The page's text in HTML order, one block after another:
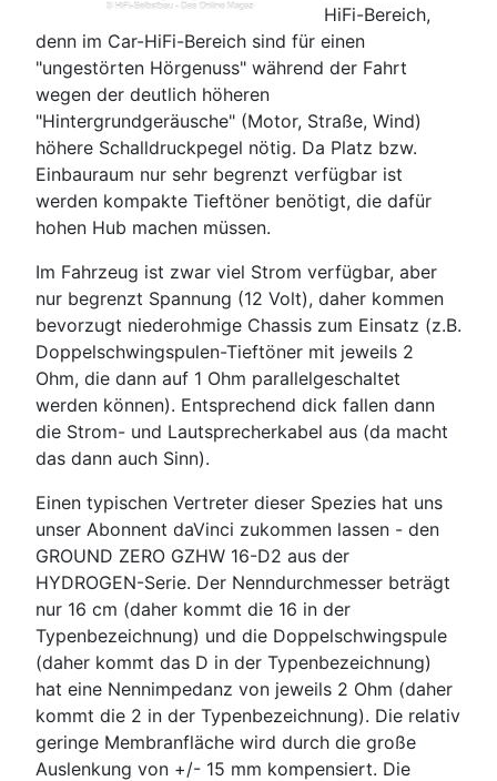
HiFi-Bereich,
denn im Car-HiFi-Bereich sind für einen
"ungestörten Hörgenuss" während der Fahrt
wegen der deutlich höheren
"Hintergrundgeräusche" (Motor, Straße, Wind)
höhere Schalldruckpegel nötig. Da Platz bzw.
Einbauraum nur sehr begrenzt verfügbar ist
werden kompakte Tieftöner benötigt, die dafür
hohen Hub machen müssen.
Im Fahrzeug ist zwar viel Strom verfügbar, aber
nur begrenzt Spannung (12 Volt), daher kommen
bevorzugt niederohmige Chassis zum Einsatz (z.B.
Doppelschwingspulen-Tieftöner mit jeweils 2
Ohm, die dann auf 1 Ohm parallelgeschaltet
werden können). Entsprechend dick fallen dann
die Strom- und Lautsprecherkabel aus (da macht
das dann auch Sinn).
Einen typischen Vertreter dieser Spezies hat uns
unser Abonnent daVinci zukommen lassen - den
GROUND ZERO GZHW 16-D2 aus der
HYDROGEN-Serie. Der Nenndurchmesser beträgt
nur 16 cm (daher kommt die 16 in der
Typenbezeichnung) und die Doppelschwingspule
(daher kommt das D in der Typenbezeichnung)
hat eine Nennimpedanz von jeweils 2 Ohm (daher
kommt die 2 in der Typenbezeichnung). Die relativ
geringe Membranfläche wird durch die große
Auslenkung von +/- 15 mm kompensiert. Die